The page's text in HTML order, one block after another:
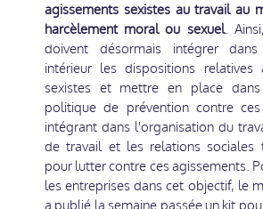
agissements sexistes au travail au
harcèlement moral ou sexuel.
doivent désormais intégrer
intérieur les dispositions relatives
sexistes et mettre en place
politique de prévention contre
intégrant dans l'organisation du
de travail et les relations sociales
pour lutter contre ces agissements.
les entreprises dans cet objectif, le
a publié la semaine passée un kit